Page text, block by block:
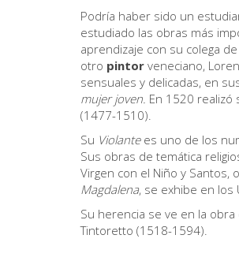
Podría haber sido un
estudiado las obras más
aprendizaje con su colega
otro pintor veneciano,
sensuales y delicadas, en
mujer joven. En 1520 realizó
(1477-1510).
Su Violantees uno de los
Sus obras de temática
Virgen con el Niño y Santos,
Magdalena, se exhibe en los
Su herencia se ve en la
Tintoretto (1518-1594).